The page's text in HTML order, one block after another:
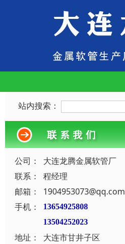
站内搜索：
公司：
大连龙腾金属软管厂
联系：
程经理
邮箱：
1904953073@qq.com
手机：
13654925808
13504252023
地址：
大连市甘井子区